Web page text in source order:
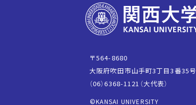
〒564-8680
大阪府吹田市山手町3丁目3番35号
（06）6368-1121（大代表）
©KANSAI UNIVERSITY